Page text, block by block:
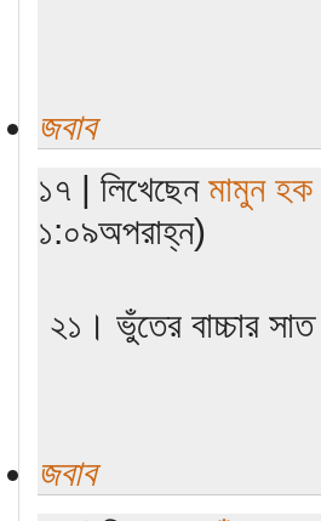
জবাব
১৭ | লিখেছেন মামুন হক
১:০৯অপরাহ্ন)
২১। ভুঁতের বাচ্চার
জবাব